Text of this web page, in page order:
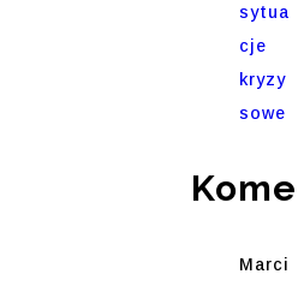
sytua
cje
kryzy
sowe
Marci